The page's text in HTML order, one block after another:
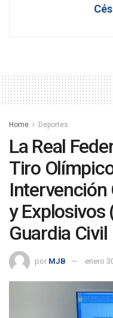
Home Deportes
La Real
Tiro
Intervención
y Explosivos
Guardia Civil
por MJB enero